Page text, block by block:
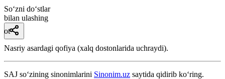
So‘zni do‘stlar
bilan ulashing
ot
Nasriy asardagi qofiya (xalq dostonlarida uchraydi).
SAJ so‘zining sinonimlarini Sinonim.uz saytida qidirib ko‘ring.